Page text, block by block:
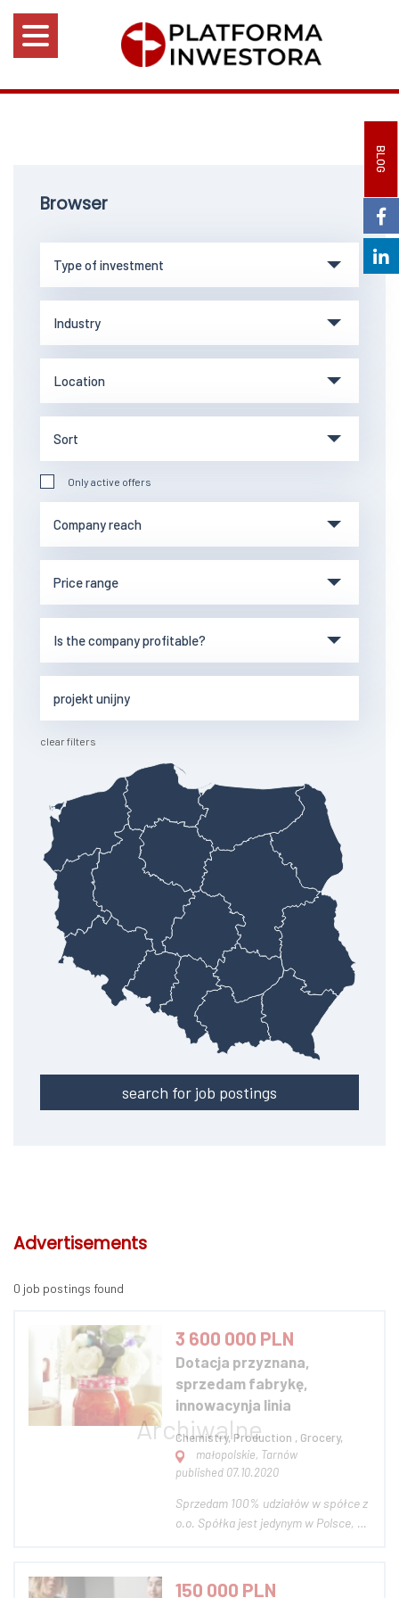
BLOG
Browser
Only active offers
clear filters
search for job postings
Advertisements
0 job postings found
3 600 000 PLN
Dotacja przyznana,
sprzedam fabrykę,
innowacynja linia
Chemistry, Production , Grocery,
małopolskie, Tarnów
published 07.10.2020
Sprzedam 100% udziałów w spółce z
o.o. Spółka jest jedynym w Polsce, a
spożywczego. Innowacyjna
150 000 PLN